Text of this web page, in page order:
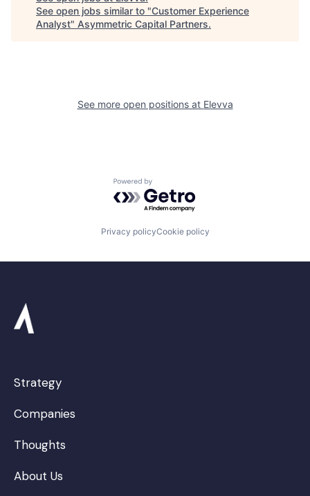
See open jobs similar to "Customer Experience
Analyst" Asymmetric Capital Partners.
See more open positions at Elevva
Powered by Getro.com
Privacy policyCookie policy
Strategy
Companies
Thoughts
About Us